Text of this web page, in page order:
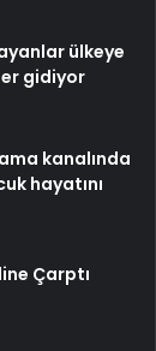
ülkeye
gidiyor
kanalında
hayatını
Çarptı